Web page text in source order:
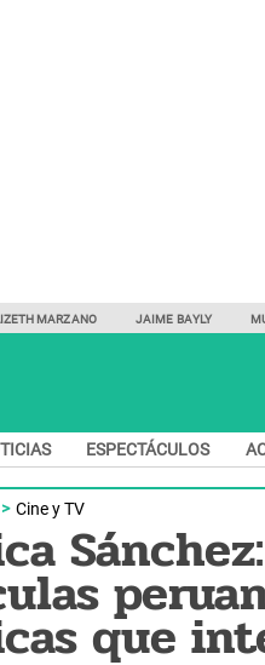
MARZANO JAIME BAYLY
ESPECTÁCULOS
Cine y TV
que